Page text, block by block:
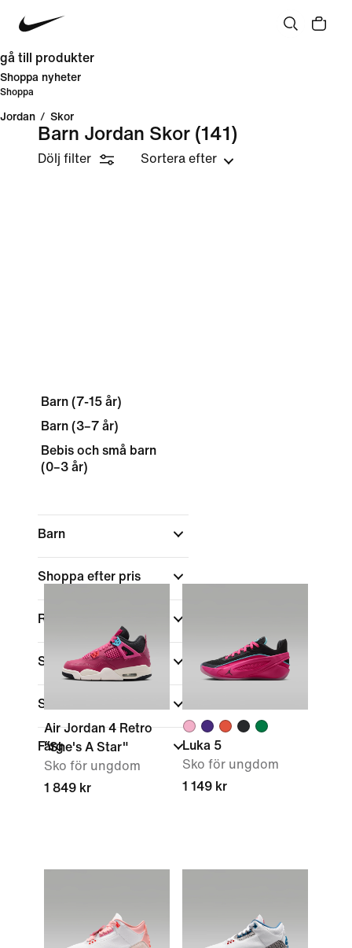
gå till produkter
Shoppa nyheter
Shoppa
Jordan / Skor
Barn Jordan Skor (141)
Dölj filter Sortera efter
Barn (7-15 år)
Barn (3–7 år)
Bebis och små barn
(0–3 år)
Barn
Shoppa efter pris
Rea och erbjudanden
Skohöjd
Storlek
Färg
Air Jordan 4 Retro
"She's A Star"
Sko för ungdom
1 849 kr
Luka 5
Sko för ungdom
1 149 kr